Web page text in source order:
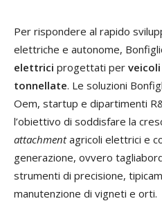
Per rispondere al rapido
elettriche e autonome,
elettrici progettati per
tonnellate. Le soluzioni
Oem, startup e dipartimenti
l’obiettivo di soddisfare la
attachmentagricoli elettrici e
generazione, ovvero
strumenti di precisione,
manutenzione di vigneti e orti.